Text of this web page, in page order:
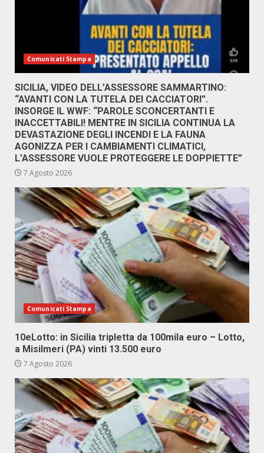
Comunicati Stampa
SICILIA, VIDEO DELL’ASSESSORE SAMMARTINO:
“AVANTI CON LA TUTELA DEI CACCIATORI”.
INSORGE IL WWF: “PAROLE SCONCERTANTI E
INACCETTABILI! MENTRE IN SICILIA CONTINUA LA
DEVASTAZIONE DEGLI INCENDI E LA FAUNA
AGONIZZA PER I CAMBIAMENTI CLIMATICI,
L’ASSESSORE VUOLE PROTEGGERE LE DOPPIETTE”
7 Agosto 2026
Comunicati Stampa
10eLotto: in Sicilia tripletta da 100mila euro – Lotto,
a Misilmeri (PA) vinti 13.500 euro
7 Agosto 2026